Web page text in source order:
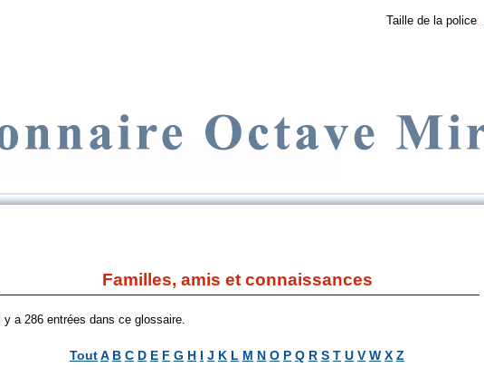
Taille de la police
Familles, amis et connaissances
Il y a 286 entrées dans ce glossaire.
ToutA B C D E F G H I J K L M N O P Q R S T U V W X Z